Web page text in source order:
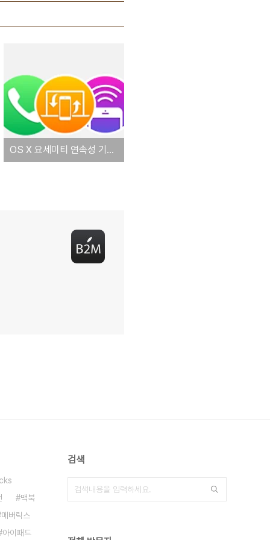
OS X 요세미티 연속성 기능별 하드웨어 요구사항 (핸드오프∙에어드롭∙인스턴트 핫스팟∙전화 및 문자 전달)
맥북
메버릭스
아이패드
검색